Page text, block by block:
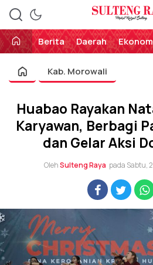
Sulteng Raya
Perekat Rakyat
Berita
Daerah
Kab. Morowali
Huabao Rayakan
Karyawan, Berbagi
dan Gelar Aksi
OlehSulteng Raya pada Sabtu,